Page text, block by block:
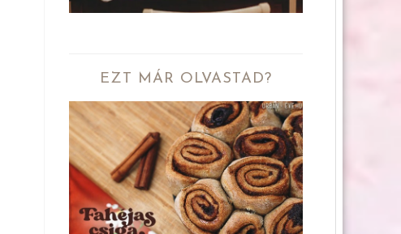
EZT MÁR OLVASTAD?